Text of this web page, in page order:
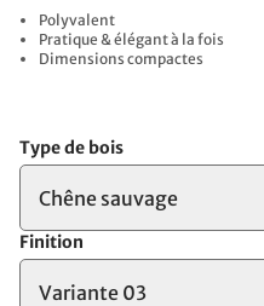
Polyvalent
Pratique & élégant à la fois
Dimensions compactes
Type de bois
Chêne sauvage
Finition
Variante 03